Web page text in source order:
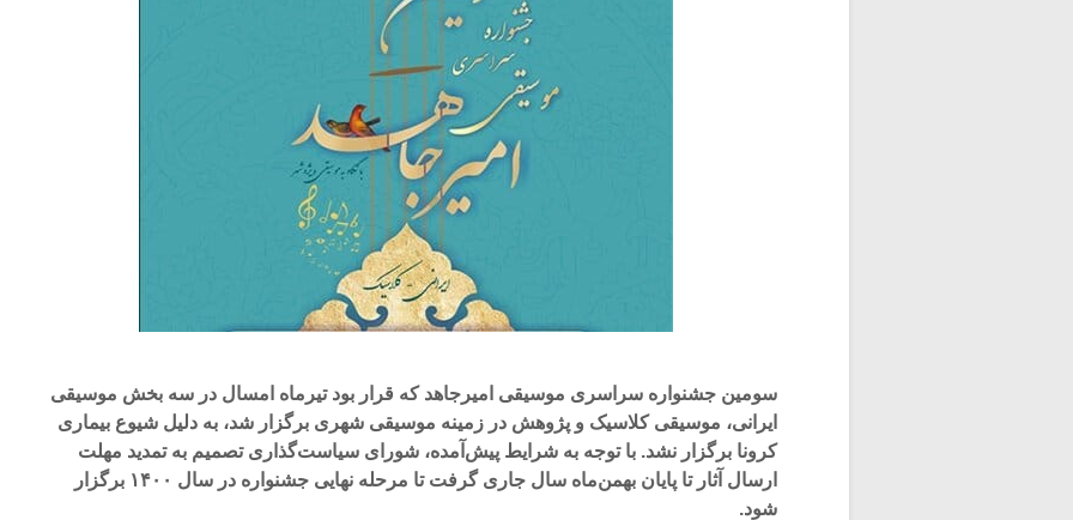
سومین جشنواره سراسری موسیقی امیرجاهد که قرار بود تیرماه امسال در سه بخش موسیقی
ایرانی، موسیقی کلاسیک و پژوهش در زمینه موسیقی شهری برگزار شد، به دلیل شیوع بیماری
کرونا برگزار نشد. با توجه به شرایط پیش‌آمده، شورای سیاست‌گذاری تصمیم به تمدید مهلت
ارسال آثار تا پایان بهمن‌ماه سال جاری گرفت تا مرحله نهایی جشنواره در سال ۱۴۰۰ برگزار
شود.